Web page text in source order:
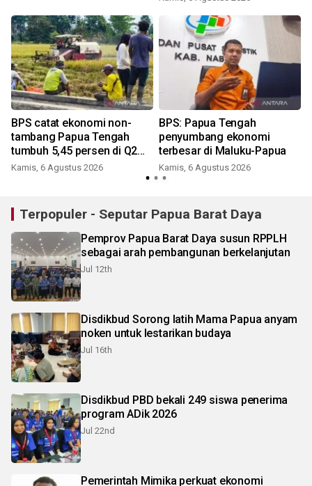
BPS catat ekonomi non-
tambang Papua Tengah
tumbuh 5,45 persen di Q2
2026
Kamis, 6 Agustus 2026
BPS: Papua Tengah
penyumbang ekonomi
terbesar di Maluku-Papua
Kamis, 6 Agustus 2026
Terpopuler - Seputar Papua Barat Daya
Pemprov Papua Barat Daya susun RPPLH
sebagai arah pembangunan berkelanjutan
Jul 12th
Disdikbud Sorong latih Mama Papua anyam
noken untuk lestarikan budaya
Jul 16th
Disdikbud PBD bekali 249 siswa penerima
program ADik 2026
Jul 22nd
Pemerintah Mimika perkuat ekonomi